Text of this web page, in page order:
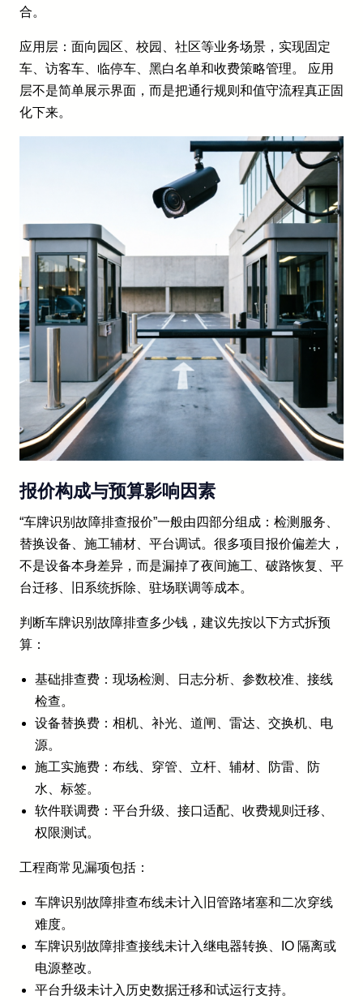
合。
应用层：面向园区、校园、社区等业务场景，实现固定
车、访客车、临停车、黑白名单和收费策略管理。 应用
层不是简单展示界面，而是把通行规则和值守流程真正固
化下来。
报价构成与预算影响因素
“车牌识别故障排查报价”一般由四部分组成：检测服务、
替换设备、施工辅材、平台调试。很多项目报价偏差大，
不是设备本身差异，而是漏掉了夜间施工、破路恢复、平
台迁移、旧系统拆除、驻场联调等成本。
判断车牌识别故障排查多少钱，建议先按以下方式拆预
算：
基础排查费：现场检测、日志分析、参数校准、接线
检查。
设备替换费：相机、补光、道闸、雷达、交换机、电
源。
施工实施费：布线、穿管、立杆、辅材、防雷、防
水、标签。
软件联调费：平台升级、接口适配、收费规则迁移、
权限测试。
工程商常见漏项包括：
车牌识别故障排查布线未计入旧管路堵塞和二次穿线
难度。
车牌识别故障排查接线未计入继电器转换、IO 隔离或
电源整改。
平台升级未计入历史数据迁移和试运行支持。